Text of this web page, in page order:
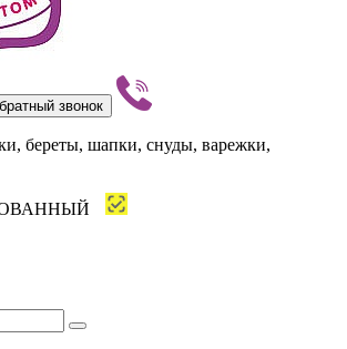
звонок
береты, шапки, снуды, варежки,